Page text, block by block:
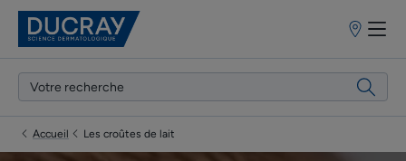
Points
vente
Accueil Les croûtes de lait